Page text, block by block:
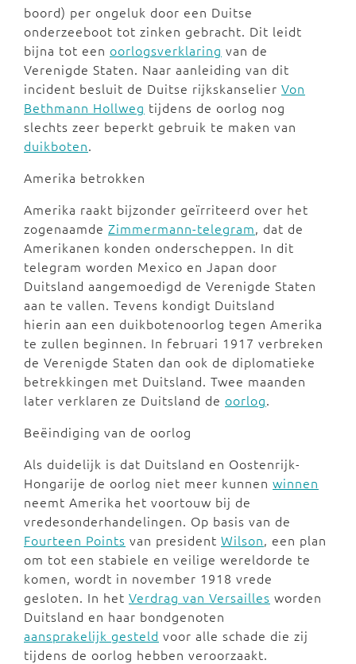
boord) per ongeluk door een Duitse
onderzeeboot tot zinken gebracht. Dit leidt
bijna tot een oorlogsverklaring van de
Verenigde Staten. Naar aanleiding van dit
incident besluit de Duitse rijkskanselier Von
Bethmann Hollweg tijdens de oorlog nog
slechts zeer beperkt gebruik te maken van
duikboten.
Amerika betrokken
Amerika raakt bijzonder geïrriteerd over het
zogenaamde Zimmermann-telegram, dat de
Amerikanen konden onderscheppen. In dit
telegram worden Mexico en Japan door
Duitsland aangemoedigd de Verenigde Staten
aan te vallen. Tevens kondigt Duitsland
hierin aan een duikbotenoorlog tegen Amerika
te zullen beginnen. In februari 1917 verbreken
de Verenigde Staten dan ook de diplomatieke
betrekkingen met Duitsland. Twee maanden
later verklaren ze Duitsland de oorlog.
Beëindiging van de oorlog
Als duidelijk is dat Duitsland en Oostenrijk-
Hongarije de oorlog niet meer kunnen winnen
neemt Amerika het voortouw bij de
vredesonderhandelingen. Op basis van de
Fourteen Points van president Wilson, een plan
om tot een stabiele en veilige wereldorde te
komen, wordt in november 1918 vrede
gesloten. In het Verdrag van Versailles worden
Duitsland en haar bondgenoten
aansprakelijk gesteld voor alle schade die zij
tijdens de oorlog hebben veroorzaakt.